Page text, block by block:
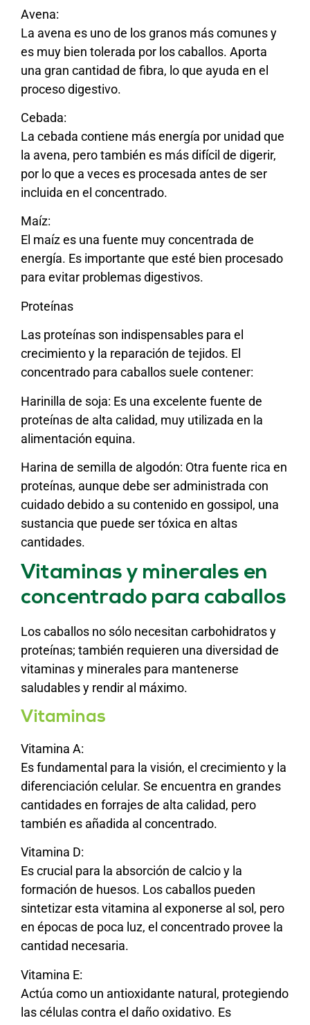
Avena:
La avena es uno de los granos más comunes y
es muy bien tolerada por los caballos. Aporta
una gran cantidad de fibra, lo que ayuda en el
proceso digestivo.
Cebada:
La cebada contiene más energía por unidad que
la avena, pero también es más difícil de digerir,
por lo que a veces es procesada antes de ser
incluida en el concentrado.
Maíz:
El maíz es una fuente muy concentrada de
energía. Es importante que esté bien procesado
para evitar problemas digestivos.
Proteínas
Las proteínas son indispensables para el
crecimiento y la reparación de tejidos. El
concentrado para caballos suele contener:
Harinilla de soja: Es una excelente fuente de
proteínas de alta calidad, muy utilizada en la
alimentación equina.
Harina de semilla de algodón: Otra fuente rica en
proteínas, aunque debe ser administrada con
cuidado debido a su contenido en gossipol, una
sustancia que puede ser tóxica en altas
cantidades.
Vitaminas y minerales en
concentrado para caballos
Los caballos no sólo necesitan carbohidratos y
proteínas; también requieren una diversidad de
vitaminas y minerales para mantenerse
saludables y rendir al máximo.
Vitaminas
Vitamina A:
Es fundamental para la visión, el crecimiento y la
diferenciación celular. Se encuentra en grandes
cantidades en forrajes de alta calidad, pero
también es añadida al concentrado.
Vitamina D:
Es crucial para la absorción de calcio y la
formación de huesos. Los caballos pueden
sintetizar esta vitamina al exponerse al sol, pero
en épocas de poca luz, el concentrado provee la
cantidad necesaria.
Vitamina E:
Actúa como un antioxidante natural, protegiendo
las células contra el daño oxidativo. Es